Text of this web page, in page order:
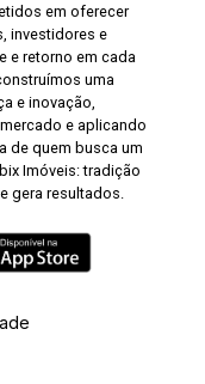
em oferecer
investidores e
e retorno em cada
uma
e inovação,
e aplicando
de quem busca um
Imóveis: tradição
gera resultados.